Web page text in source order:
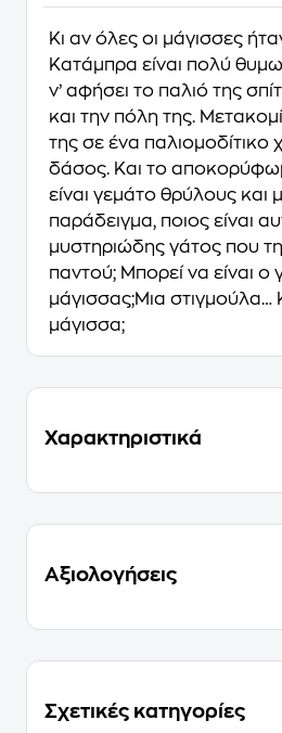
Κι αν όλες οι μάγισσες
Κατάμπρα είναι πολύ
ν’ αφήσει το παλιό της
και την πόλη της.
της σε ένα παλιομοδίτικο
δάσος. Και το
είναι γεμάτο θρύλους και
παράδειγμα, ποιος είναι
μυστηριώδης γάτος που
παντού; Μπορεί να είναι ο
μάγισσας;Μια στιγμούλα…
μάγισσα;
Χαρακτηριστικά
Αξιολογήσεις
Σχετικές κατηγορίες